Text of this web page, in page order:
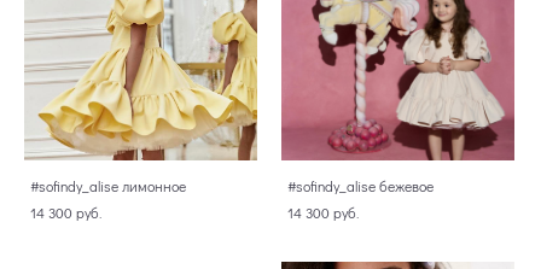
#sofindy_alise лимонное
14 300 pуб.
#sofindy_alise бежевое
14 300 pуб.